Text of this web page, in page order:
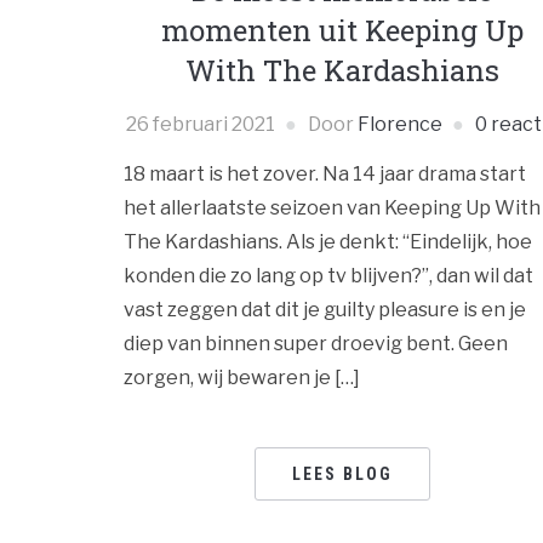
momenten uit Keeping Up
With The Kardashians
26 februari 2021 Door Florence 0
18 maart is het zover. Na 14 jaar drama start
het allerlaatste seizoen van Keeping Up With
The Kardashians. Als je denkt: “Eindelijk, hoe
konden die zo lang op tv blijven?”, dan wil dat
vast zeggen dat dit je guilty pleasure is en je
diep van binnen super droevig bent. Geen
zorgen, wij bewaren je […]
LEES BLOG